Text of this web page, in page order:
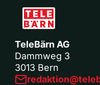
TeleBärn AG
Dammweg 3
3013 Bern